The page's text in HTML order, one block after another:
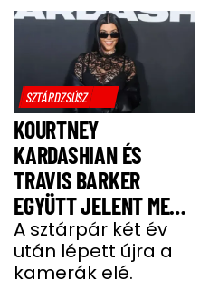
SZTÁRDZSÚSZ
KOURTNEY
KARDASHIAN ÉS
TRAVIS BARKER
EGYÜTT JELENT MEG
A VÖRÖS SZŐNYEGEN
A sztárpár két év
után lépett újra a
kamerák elé.